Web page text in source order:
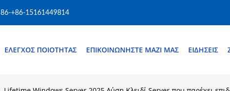
86-+86-15161449814
ΈΛΕΓΧΟΣ ΠΟΙΌΤΗΤΑΣ ΕΠΙΚΟΙΝΩΝΉΣΤΕ ΜΑΖΊ ΜΑΣ ΕΙΔΉΣΕΙΣ